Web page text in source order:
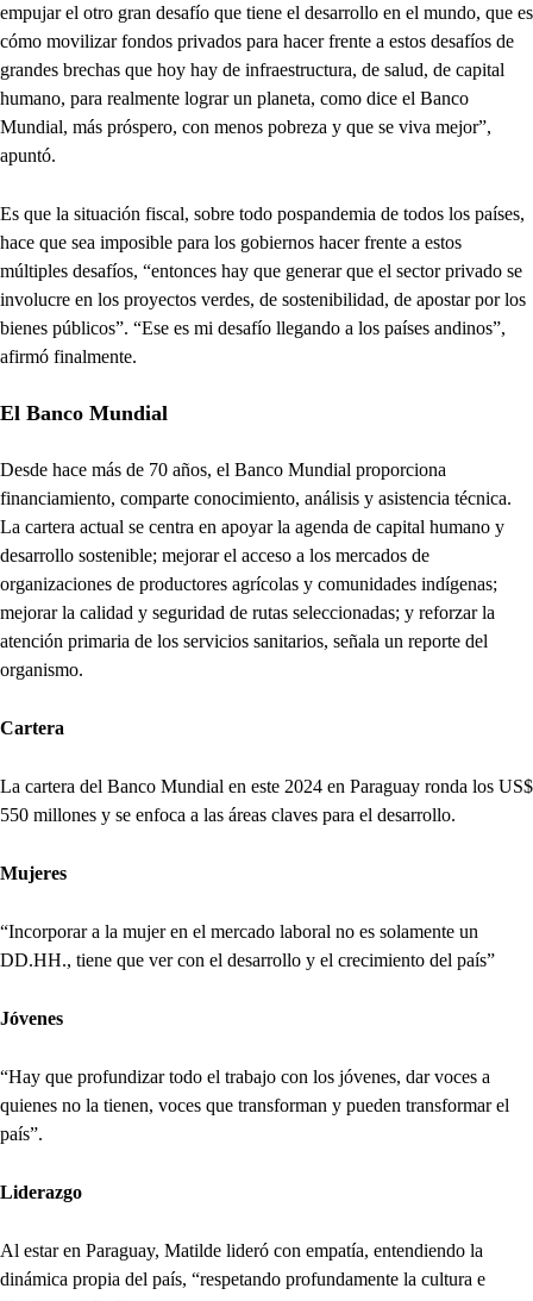
empujar el otro gran desafío que tiene el desarrollo en el mundo, que es
cómo movilizar fondos privados para hacer frente a estos desafíos de
grandes brechas que hoy hay de infraestructura, de salud, de capital
humano, para realmente lograr un planeta, como dice el Banco
Mundial, más próspero, con menos pobreza y que se viva mejor”,
apuntó.
Es que la situación fiscal, sobre todo pospandemia de todos los países,
hace que sea imposible para los gobiernos hacer frente a estos
múltiples desafíos, “entonces hay que generar que el sector privado se
involucre en los proyectos verdes, de sostenibilidad, de apostar por los
bienes públicos”. “Ese es mi desafío llegando a los países andinos”,
afirmó finalmente.
El Banco Mundial
Desde hace más de 70 años, el Banco Mundial proporciona
financiamiento, comparte conocimiento, análisis y asistencia técnica.
La cartera actual se centra en apoyar la agenda de capital humano y
desarrollo sostenible; mejorar el acceso a los mercados de
organizaciones de productores agrícolas y comunidades indígenas;
mejorar la calidad y seguridad de rutas seleccionadas; y reforzar la
atención primaria de los servicios sanitarios, señala un reporte del
organismo.
Cartera
La cartera del Banco Mundial en este 2024 en Paraguay ronda los US$
550 millones y se enfoca a las áreas claves para el desarrollo.
Mujeres
“Incorporar a la mujer en el mercado laboral no es solamente un
DD.HH., tiene que ver con el desarrollo y el crecimiento del país”
Jóvenes
“Hay que profundizar todo el trabajo con los jóvenes, dar voces a
quienes no la tienen, voces que transforman y pueden transformar el
país”.
Liderazgo
Al estar en Paraguay, Matilde lideró con empatía, entendiendo la
dinámica propia del país, “respetando profundamente la cultura e